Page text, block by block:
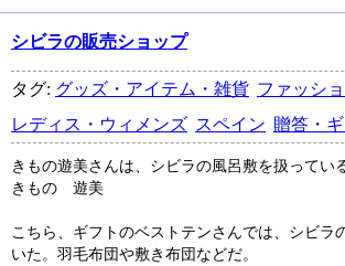
シビラの販売ショップ
タグ: グッズ・アイテム・雑貨 ファッシ
レディス・ウィメンズ スペイン 贈答・
きもの遊美さんは、シビラの風呂敷を扱っている
きもの 遊美
こちら、ギフトのベストテンさんでは、シビラ
いた。羽毛布団や敷き布団などだ。